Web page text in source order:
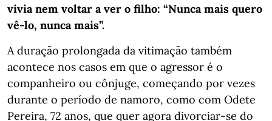
vivia nem voltar a ver o filho: “Nunca mais quero
vê-lo, nunca mais”.
A duração prolongada da vitimação também
acontece nos casos em que o agressor é o
companheiro ou cônjuge, começando por vezes
durante o período de namoro, como com Odete
Pereira, 72 anos, que quer agora divorciar-se do